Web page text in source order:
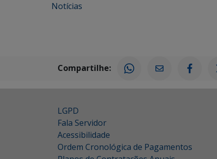
Notícias
Compartilhe:
LGPD
Fala Servidor
Acessibilidade
Ordem Cronológica de Pagamentos